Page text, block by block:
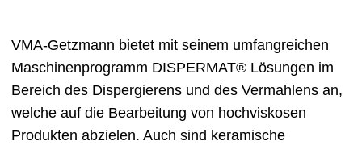
VMA-Getzmann bietet mit seinem umfangreichen
Maschinenprogramm DISPERMAT® Lösungen im
Bereich des Dispergierens und des Vermahlens an,
welche auf die Bearbeitung von hochviskosen
Produkten abzielen. Auch sind keramische